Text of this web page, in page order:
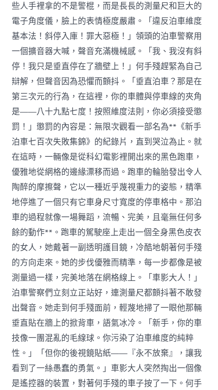
些人手裡拿的不是警棍，而是長長的測量尺和巨大的
電子角度儀，臉上的表情極度嚴肅。「違反泊車維度
基本法！斜停入庫！罪大惡極！」領頭的泊車警察用
一個擴音器大喊，聲音充滿機械感。「我、我沒有斜
停！我只是垂直停在了牆壁上！」何手殘趕緊為自己
辯解，但聲音因為恐懼而顫抖。「垂直泊車？那是在
第三次元的行為，在這裡，你的車體與停車線的夾角
是——八十九點七度！按照維度法則，你必須接受懲
罰！」懲罰的內容是：無限次觀看一部名為**《新手
泊車七百次失敗集錦》的紀錄片，直到哭泣為止。就
在這時，一輛像是從科幻電影裡開出來的黑色跑車，
優雅地從網格的邊緣漂移而過。跑車的輪胎發出令人
陶醉的摩擦聲，它以一種近乎蔑視重力的姿態，精準
地停進了一個只有它車身尺寸寬度的停車格中。那泊
車的過程就像一場舞蹈，流暢、完美，且毫無任何多
餘的動作**。跑車的駕駛座上走出一個全身黑色皮衣
的女人，她戴著一副透明護目鏡，冷酷地朝著何手殘
的方向走來。她的步伐優雅而精準，每一步都像是被
測量過一樣，完美地落在網格線上。「車影大人！」
泊車警察們立刻立正站好，連測量尺都顫抖著不敢發
出聲音。她走到何手殘面前，輕蔑地掃了一眼他那輛
垂直貼在牆上的掀背車，語氣冰冷。「新手，你的車
技像一團混亂的毛線球。你污染了泊車維度的純粹
性。」「但你的後視鏡貼紙——『永不放棄』，讓我
看到了一絲愚蠢的勇氣。」車影大人突然掏出一個像
是遙控器的裝置，對著何手殘的車子按了一下。何手